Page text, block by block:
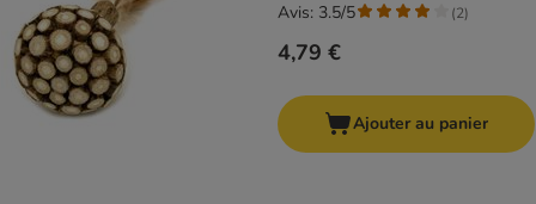
4,79 €
Avis: 3.5/5 (2)
Ajouter au panier